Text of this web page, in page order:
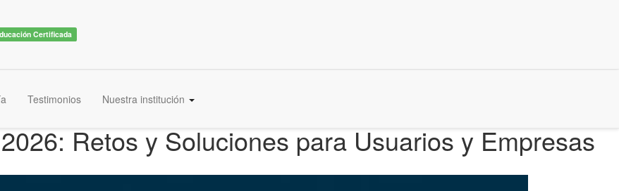
Certificada
Testimonios Nuestra institución
Retos y Soluciones para Usuarios y Empresas